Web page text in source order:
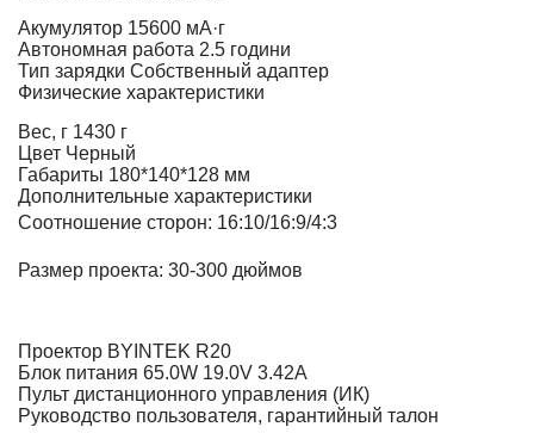
Акумулятор 15600 мА·г
Автономная работа 2.5 години
Тип зарядки Собственный адаптер
Физические характеристики
Вес, г 1430 г
Цвет Черный
Габариты 180*140*128 мм
Дополнительные характеристики
Соотношение сторон: 16:10/16:9/4:3
Размер проекта: 30-300 дюймов
Проектор BYINTEK R20
Блок питания 65.0W 19.0V 3.42A
Пульт дистанционного управления (ИК)
Руководство пользователя, гарантийный талон